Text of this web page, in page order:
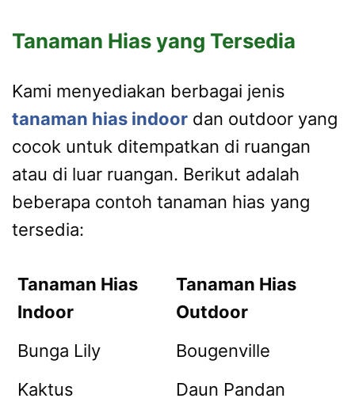
Tanaman Hias yang Tersedia
Kami menyediakan berbagai jenis
tanaman hias indoor dan outdoor yang
cocok untuk ditempatkan di ruangan
atau di luar ruangan. Berikut adalah
beberapa contoh tanaman hias yang
tersedia:
Tanaman Hias
Indoor
Tanaman Hias
Outdoor
Bunga Lily
Bougenville
Kaktus
Daun Pandan